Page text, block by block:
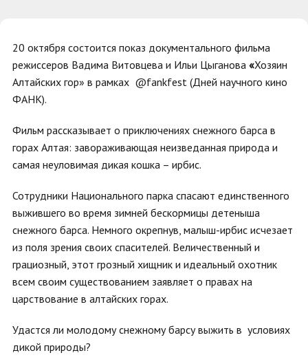
20 октября состоится показ документального фильма
режиссеров Вадима Витовцева и Ильи Цыганова «Хозяин
Алтайских гор» в рамках @fankfest (Дней научного кино
ФАНК).
Фильм рассказывает о приключениях снежного барса в
горах Алтая: завораживающая неизведанная природа и
самая неуловимая дикая кошка – ирбис.
Сотрудники Национального парка спасают единственного
выжившего во время зимней бескормицы детеныша
снежного барса. Немного окрепнув, малыш-ирбис исчезает
из поля зрения своих спасителей. Величественный и
грациозный, этот грозный хищник и идеальный охотник
всем своим существованием заявляет о правах на
царствование в алтайских горах.
Удастся ли молодому снежному барсу выжить в условиях
дикой природы?